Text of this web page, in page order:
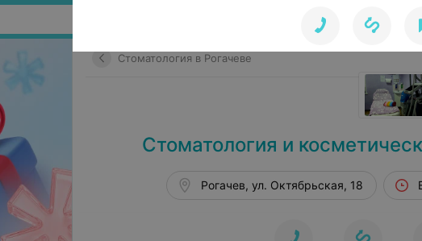
Стоматология в Рогачеве
Стоматология и
Рогачев, ул. Октябрьская, 18